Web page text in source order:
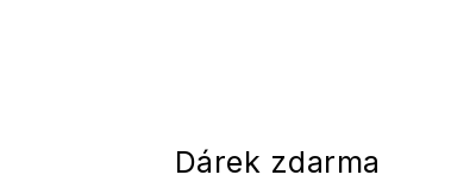
Dárek zdarma